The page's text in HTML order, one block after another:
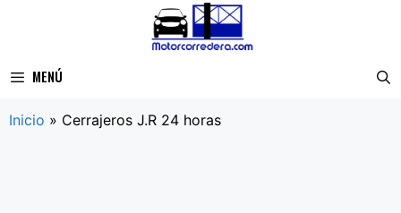
MENÚ
Inicio » Cerrajeros J.R 24 horas